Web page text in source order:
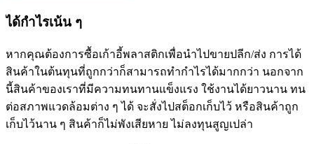
ได้กำไรเน้น ๆ
หากคุณต้องการซื้อเก้าอี้พลาสติกเพื่อนำไปขายปลีก/ส่ง การได้
สินค้าในต้นทุนที่ถูกกว่าก็สามารถทำกำไรได้มากกว่า นอกจาก
นี้สินค้าของเราที่มีความทนทานแข็งแรง ใช้งานได้ยาวนาน ทน
ต่อสภาพแวดล้อมต่าง ๆ ได้ จะสั่งไปสต็อกเก็บไว้ หรือสินค้าถูก
เก็บไว้นาน ๆ สินค้าก็ไม่พังเสียหาย ไม่ลงทุนสูญเปล่า